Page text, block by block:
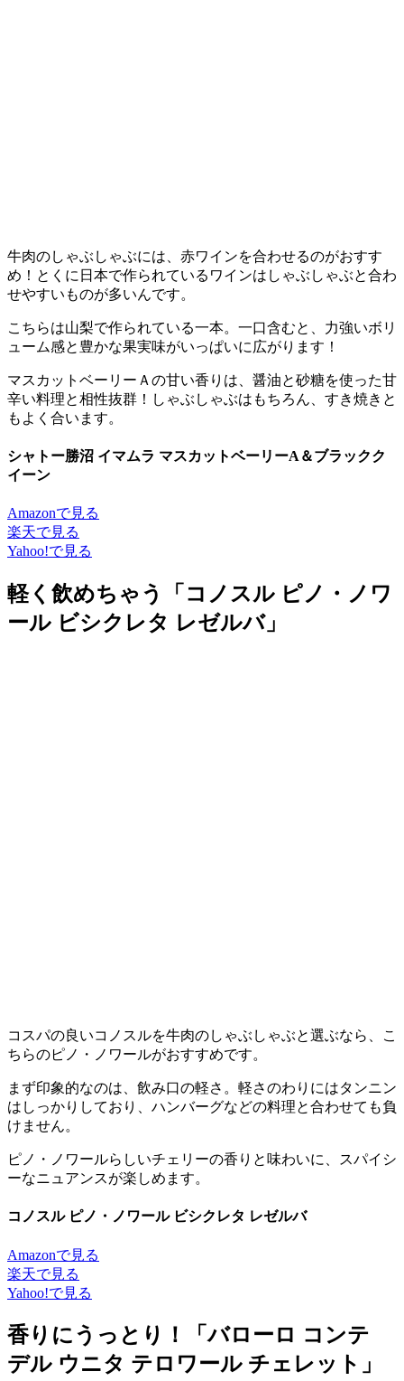
牛肉のしゃぶしゃぶには、赤ワインを合わせるのがおすす
め！とくに日本で作られているワインはしゃぶしゃぶと合わ
せやすいものが多いんです。
こちらは山梨で作られている一本。一口含むと、力強いボリ
ューム感と豊かな果実味がいっぱいに広がります！
マスカットベーリーＡの甘い香りは、醤油と砂糖を使った甘
辛い料理と相性抜群！しゃぶしゃぶはもちろん、すき焼きと
もよく合います。
シャトー勝沼 イマムラ マスカットベーリーA＆ブラックク
イーン
Amazonで見る
楽天で見る
Yahoo!で見る
軽く飲めちゃう「コノスル ピノ・ノワ
ール ビシクレタ レゼルバ」
コスパの良いコノスルを牛肉のしゃぶしゃぶと選ぶなら、こ
ちらのピノ・ノワールがおすすめです。
まず印象的なのは、飲み口の軽さ。軽さのわりにはタンニン
はしっかりしており、ハンバーグなどの料理と合わせても負
けません。
ピノ・ノワールらしいチェリーの香りと味わいに、スパイシ
ーなニュアンスが楽しめます。
コノスル ピノ・ノワール ビシクレタ レゼルバ
Amazonで見る
楽天で見る
Yahoo!で見る
香りにうっとり！「バローロ コンテ
デル ウニタ テロワール チェレット」